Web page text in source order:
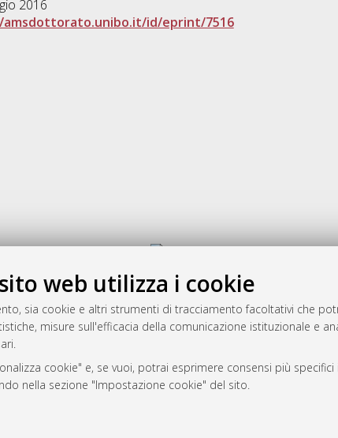
web utilizza i cookie
sia cookie e altri strumenti di tracciamento facoltativi che
misure sull'efficacia della comunicazione istituzionale e
cookie" e, se vuoi, potrai esprimere consensi più
nella sezione "Impostazione cookie" del sito.
2016
id/eprint/7516
da